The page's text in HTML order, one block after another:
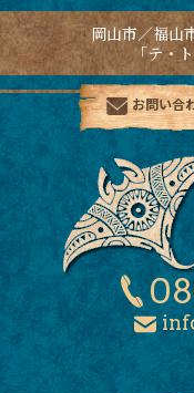
岡山市／福山
「テ・
お問い合